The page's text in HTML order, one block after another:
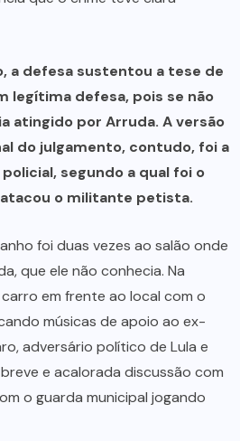
a defesa sustentou a tese de
legítima defesa, pois se não
atingido por Arruda. A versão
do julgamento, contudo, foi a
segundo a qual foi o
o militante petista.
foi duas vezes ao salão onde
que ele não conhecia. Na
em frente ao local com o
músicas de apoio ao ex-
adversário político de Lula e
e acalorada discussão com
o guarda municipal jogando